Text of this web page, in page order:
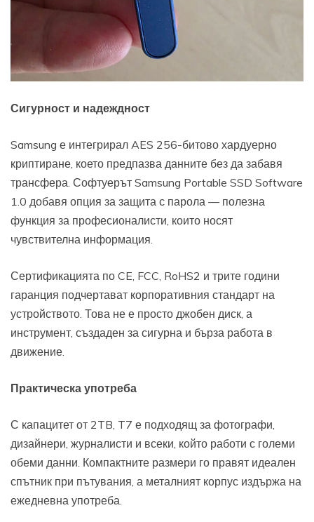
Сигурност и надеждност
Samsung е интегрирал AES 256-битово хардуерно
криптиране, което предпазва данните без да забавя
трансфера. Софтуерът Samsung Portable SSD Software
1.0 добавя опция за защита с парола — полезна
функция за професионалисти, които носят
чувствителна информация.
Сертификацията по CE, FCC, RoHS2 и трите години
гаранция подчертават корпоративния стандарт на
устройството. Това не е просто джобен диск, а
инструмент, създаден за сигурна и бърза работа в
движение.
Практическа употреба
С капацитет от 2TB, T7 е подходящ за фотографи,
дизайнери, журналисти и всеки, който работи с големи
обеми данни. Компактните размери го правят идеален
спътник при пътувания, а металният корпус издържа на
ежедневна употреба.